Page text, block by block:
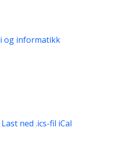
og informatikk
Last ned .ics-fil iCal